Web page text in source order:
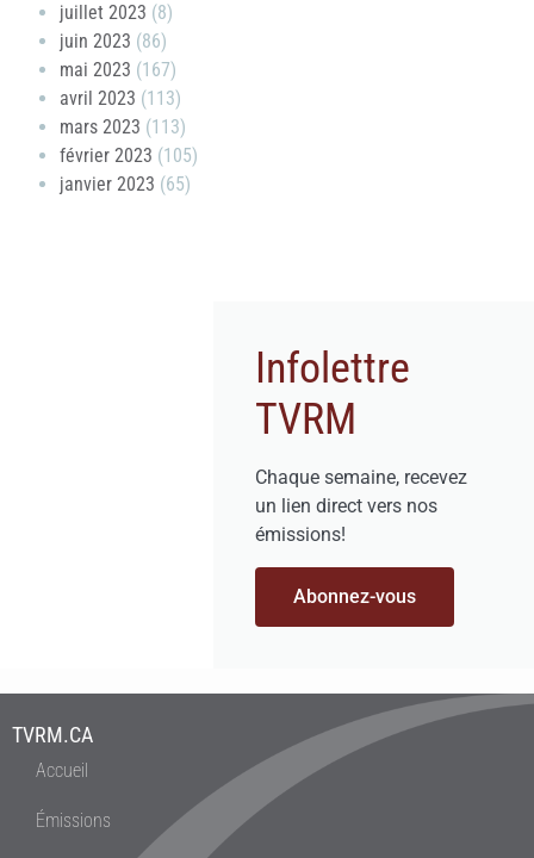
juillet 2023 (8)
juin 2023 (86)
mai 2023 (167)
avril 2023 (113)
mars 2023 (113)
février 2023 (105)
janvier 2023 (65)
Infolettre
TVRM
Chaque semaine, recevez
un lien direct vers nos
émissions!
Abonnez-vous
TVRM.CA
Accueil
Émissions